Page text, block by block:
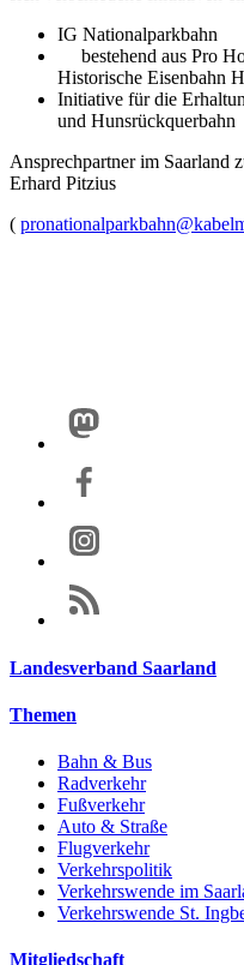
IG Nationalparkbahn
bestehend aus Pro
Historische Eisenbahn
Initiative für die
und Hunsrückquerbahn
Ansprechpartner im Saarland
Erhard Pitzius
( pronationalparkbahn@
Landesverband Saarland
Themen
Bahn & Bus
Radverkehr
Fußverkehr
Auto & Straße
Flugverkehr
Verkehrspolitik
Verkehrswende im
Verkehrswende St.
Mitgliedschaft